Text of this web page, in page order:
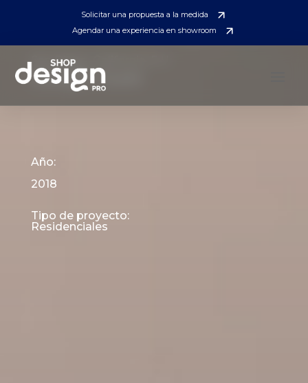
Solicitar una propuesta a la medida
Agendar una experiencia en showroom
San Diego, California, E.U.
Pacific Gate
Año:
2018
Tipo de proyecto:
Residenciales